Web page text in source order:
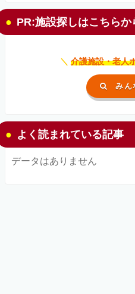
PR:施設探しはこちらか
＼ 介護施設・老人
みん
よく読まれている記事
データはありません